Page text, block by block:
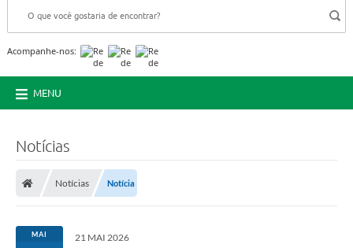
Acompanhe-nos:
MENU
Notícias
Notícias Notícia
MAI 21 MAI 2026